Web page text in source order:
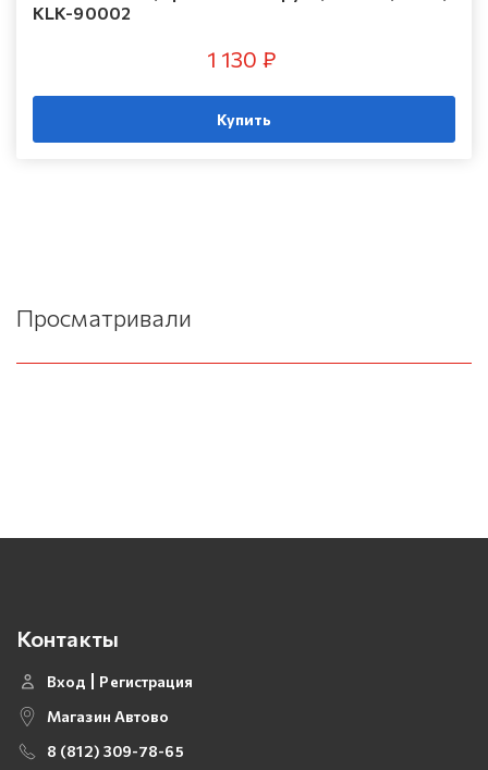
KLK-90002
1 130 ₽
Купить
Просматривали
Контакты
Вход
Регистрация
Магазин Автово
8 (812) 309-78-65